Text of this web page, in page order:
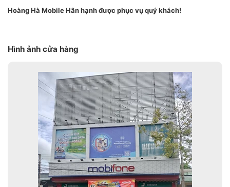
Hoàng Hà Mobile Hân hạnh được phục vụ quý khách!
Hình ảnh cửa hàng